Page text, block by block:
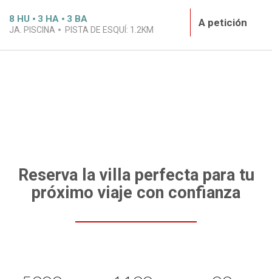
8 HU 3 HA 3 BA
JA. PISCINA PISTA DE ESQUÍ: 1.2KM
A petición
Reserva la villa perfecta para tu
próximo viaje con confianza